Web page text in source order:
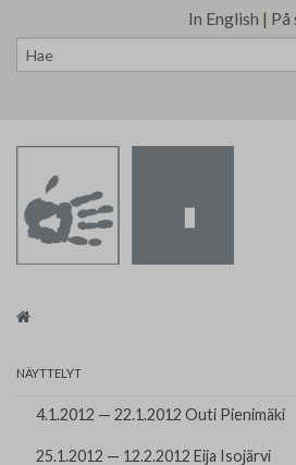
In English | På
sisältöön
Taidemaalariliitto
Näyttelytoiminta
NÄYTTELYT
4.1.2012 — 22.1.2012 Outi Pienimäki
25.1.2012 — 12.2.2012 Eija Isojärvi